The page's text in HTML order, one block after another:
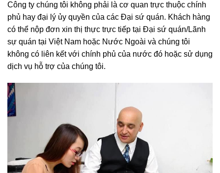
Công ty chúng tôi không phải là cơ quan trực thuộc chính
phủ hay đại lý ủy quyền của các Đại sứ quán. Khách hàng
có thể nộp đơn xin thị thực trực tiếp tại Đại sứ quán/Lãnh
sự quán tại Việt Nam hoặc Nước Ngoài và chúng tôi
không có liên kết với chính phủ của nước đó hoặc sử dụng
dịch vụ hỗ trợ của chúng tôi.